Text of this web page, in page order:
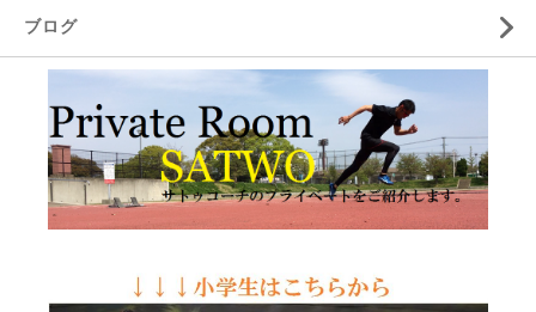
ブログ